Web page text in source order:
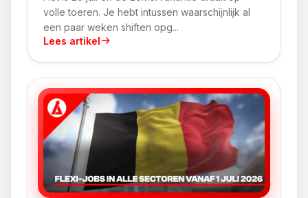
volle toeren. Je hebt intussen waarschijnlijk al
een paar weken shiften opg...
Lees artikel